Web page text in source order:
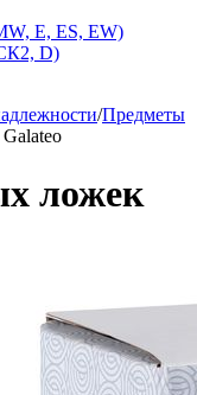
E, ES, EW)
D)
/Предметы
ложек